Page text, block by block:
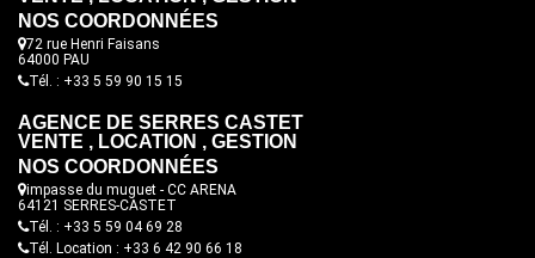
NOS COORDONNÉES
72 rue Henri Faisans
64000 PAU
Tél. : +33 5 59 90 15 15
AGENCE DE SERRES CASTET
VENTE , LOCATION , GESTION
NOS COORDONNÉES
impasse du muguet - CC ARENA
64121 SERRES-CASTET
Tél. : +33 5 59 04 69 28
Tél. Location : +33 6 42 90 66 18